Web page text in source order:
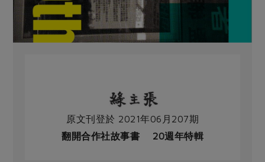
原文刊登於 2021年06月207期
翻開合作社故事書 20週年特輯